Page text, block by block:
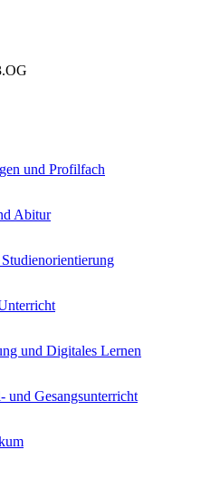
und Profilfach
Abitur
und Digitales Lernen
und Gesangsunterricht